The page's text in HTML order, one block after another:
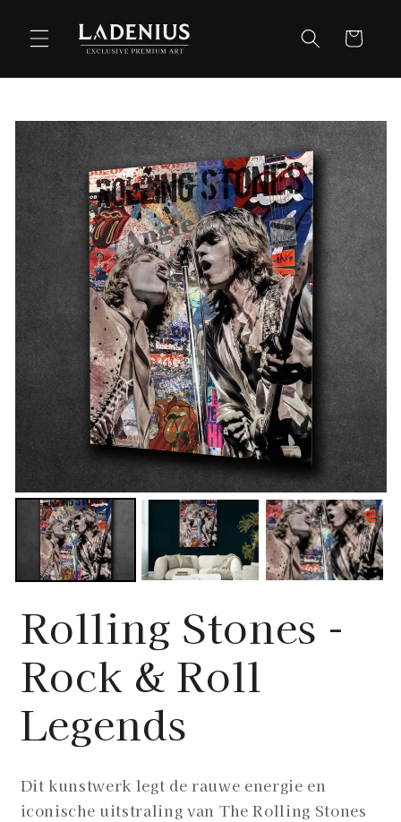
naar de
content
Rolling Stones -
Rock & Roll
Legends
Dit kunstwerk legt de rauwe energie en
iconische uitstraling van The Rolling Stones